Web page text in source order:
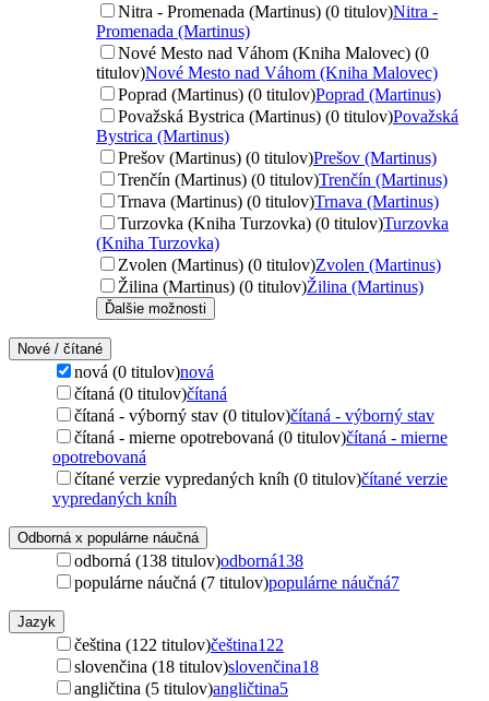
Nitra - Promenada (Martinus) (0 titulov)Nitra -
Promenada (Martinus)
Nové Mesto nad Váhom (Kniha Malovec) (0
titulov)Nové Mesto nad Váhom (Kniha Malovec)
Poprad (Martinus) (0 titulov)Poprad (Martinus)
Považská Bystrica (Martinus) (0 titulov)Považská
Bystrica (Martinus)
Prešov (Martinus) (0 titulov)Prešov (Martinus)
Trenčín (Martinus) (0 titulov)Trenčín (Martinus)
Trnava (Martinus) (0 titulov)Trnava (Martinus)
Turzovka (Kniha Turzovka) (0 titulov)Turzovka
(Kniha Turzovka)
Zvolen (Martinus) (0 titulov)Zvolen (Martinus)
Žilina (Martinus) (0 titulov)Žilina (Martinus)
Ďalšie možnosti
Nové / čítané
nová (0 titulov)nová
čítaná (0 titulov)čítaná
čítaná - výborný stav (0 titulov)čítaná - výborný stav
čítaná - mierne opotrebovaná (0 titulov)čítaná - mierne
opotrebovaná
čítané verzie vypredaných kníh (0 titulov)čítané verzie
vypredaných kníh
Odborná x populárne náučná
odborná (138 titulov)odborná138
populárne náučná (7 titulov)populárne náučná7
Jazyk
čeština (122 titulov)čeština122
slovenčina (18 titulov)slovenčina18
angličtina (5 titulov)angličtina5